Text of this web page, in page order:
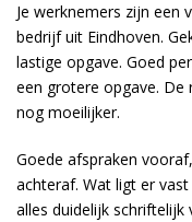
Je werknemers zijn een
bedrijf uit Eindhoven.
lastige opgave. Goed
een grotere opgave. De
nog moeilijker.
Goede afspraken
achteraf. Wat ligt er
alles duidelijk schriftelijk